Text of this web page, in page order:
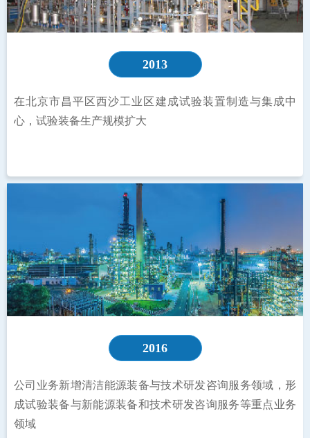
2013
在北京市昌平区西沙工业区建成试验装置制造与集成中
心，试验装备生产规模扩大
2016
公司业务新增清洁能源装备与技术研发咨询服务领域，形
成试验装备与新能源装备和技术研发咨询服务等重点业务
领域